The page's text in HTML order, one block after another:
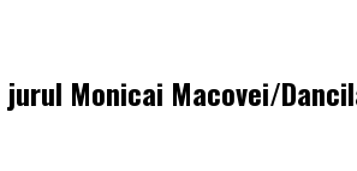
jurul Monicai Macovei/